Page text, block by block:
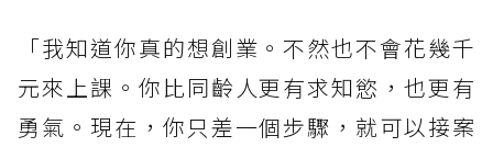
「我知道你真的想創業。不然也不會花幾千
元來上課。你比同齡人更有求知慾，也更有
勇氣。現在，你只差一個步驟，就可以接案